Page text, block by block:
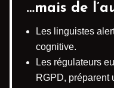
…mais de
Les linguistes
cognitive.
Les régulateurs
RGPD, préparent